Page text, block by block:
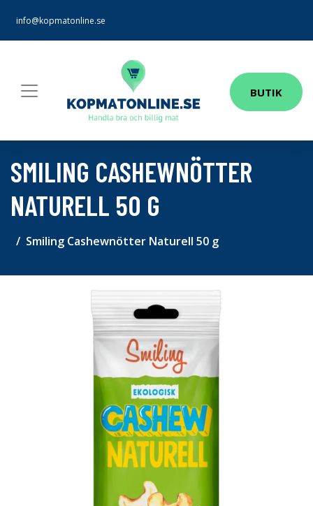
info@kopmatonline.se
BUTIK
SMILING CASHEWNÖTTER
NATURELL 50 G
Smiling Cashewnötter Naturell 50 g